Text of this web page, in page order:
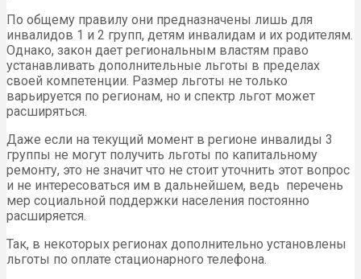
По общему правилу они предназначены лишь для
инвалидов 1 и 2 групп, детям инвалидам и их родителям.
Однако, закон дает региональным властям право
устанавливать дополнительные льготы в пределах
своей компетенции. Размер льготы не только
варьируется по регионам, но и спектр льгот может
расширяться.
Даже если на текущий момент в регионе инвалиды 3
группы не могут получить льготы по капитальному
ремонту, это не значит что не стоит уточнить этот вопрос
и не интересоваться им в дальнейшем, ведь перечень
мер социальной поддержки населения постоянно
расширяется.
Так, в некоторых регионах дополнительно установлены
льготы по оплате стационарного телефона.